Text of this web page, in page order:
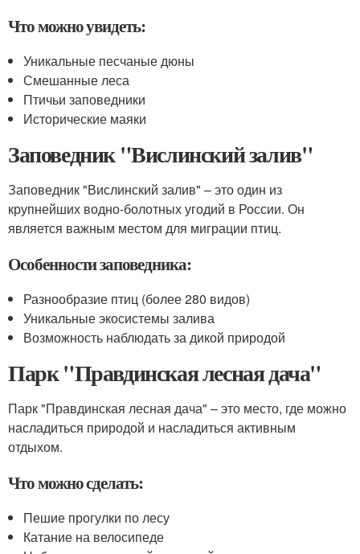
Что можно увидеть:
Уникальные песчаные дюны
Смешанные леса
Птичьи заповедники
Исторические маяки
Заповедник "Вислинский залив"
Заповедник "Вислинский залив" – это один из
крупнейших водно-болотных угодий в России. Он
является важным местом для миграции птиц.
Особенности заповедника:
Разнообразие птиц (более 280 видов)
Уникальные экосистемы залива
Возможность наблюдать за дикой природой
Парк "Правдинская лесная дача"
Парк "Правдинская лесная дача" – это место, где можно
насладиться природой и насладиться активным
отдыхом.
Что можно сделать:
Пешие прогулки по лесу
Катание на велосипеде